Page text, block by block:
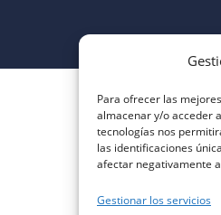
Para ofrecer las
almacenar y/o acceder
tecnologías nos
las identificaciones
afectar negativamente
Gestionar los servicios